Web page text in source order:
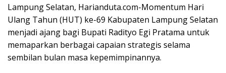
Lampung Selatan, Harianduta.com-Momentum Hari
Ulang Tahun (HUT) ke-69 Kabupaten Lampung Selatan
menjadi ajang bagi Bupati Radityo Egi Pratama untuk
memaparkan berbagai capaian strategis selama
sembilan bulan masa kepemimpinannya.